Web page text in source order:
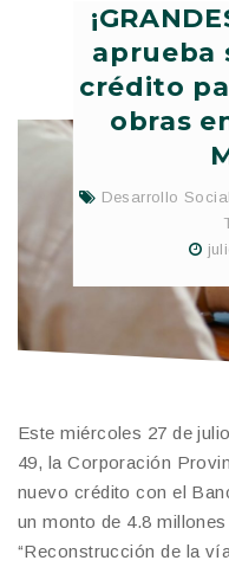
aprueba
crédito
obras
Desarrollo Social
Este miércoles 27 de
49, la Corporación
nuevo crédito con el
un monto de 4.8
“Reconstrucción de la